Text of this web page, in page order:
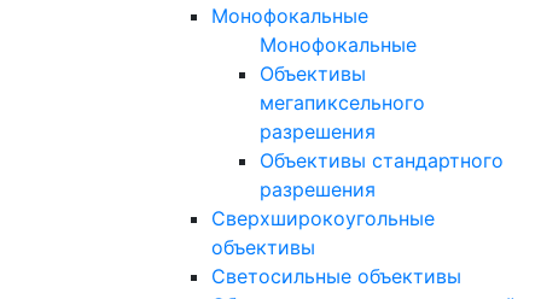
Монофокальные
Монофокальные
Объективы
мегапиксельного
разрешения
Объективы стандартного
разрешения
Сверхширокоугольные
объективы
Светосильные объективы